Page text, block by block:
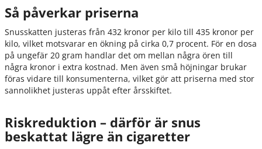
Så påverkar priserna
Snusskatten justeras från 432 kronor per kilo till 435 kronor per
kilo, vilket motsvarar en ökning på cirka 0,7 procent. För en dosa
på ungefär 20 gram handlar det om mellan några ören till
några kronor i extra kostnad. Men även små höjningar brukar
föras vidare till konsumenterna, vilket gör att priserna med stor
sannolikhet justeras uppåt efter årsskiftet.
Riskreduktion – därför är snus
beskattat lägre än cigaretter